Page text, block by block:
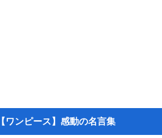
【ワンピース】感動の名言集